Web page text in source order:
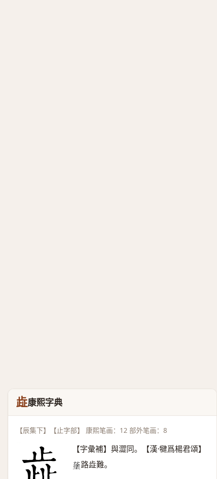
歮康熙字典
【辰集下】【止字部】 康熙笔画：12 部外笔画：8
【字彙補】與澀同。【漢·犍爲楊君頌】
𡒎 路歮難。